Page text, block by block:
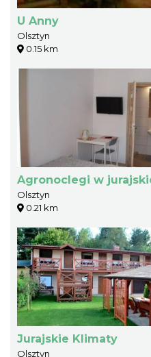
U Anny
Olsztyn
0.15 km
Agronoclegi w
Olsztyn
0.21 km
Jurajskie Klimaty
Olsztyn